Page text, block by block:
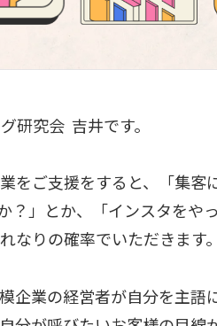
研究会 吉井です。
をご支援をすると、「集客
？」とか、「インスタをや
なりの確率でいただきます。
企業の経営者が自分を主語